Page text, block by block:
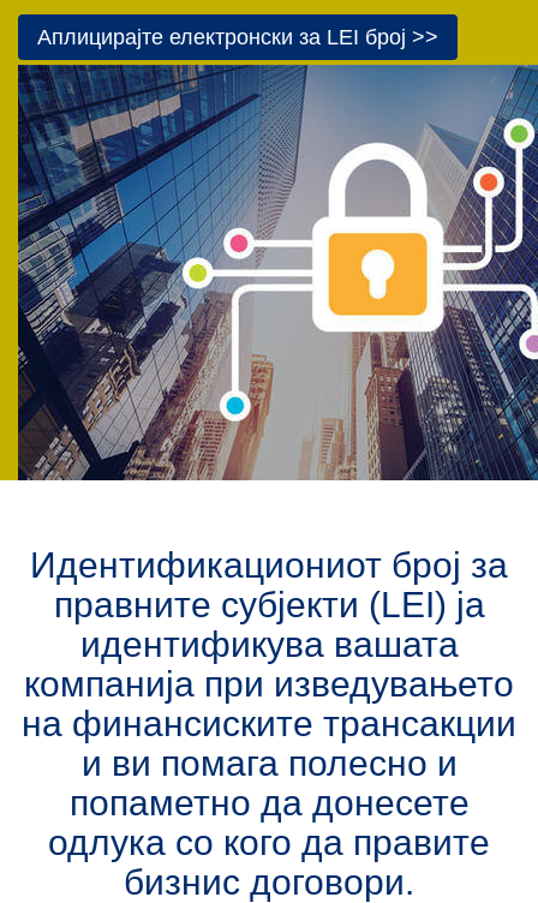
Аплицирајте електронски за LEI број >>
Идентификациониот број за
правните субјекти (LEI) ja
идентификува вашата
компанија при изведувањето
на финансиските трансакции
и ви помага полесно и
попаметно да донесете
одлука со кого да правите
бизнис договори.